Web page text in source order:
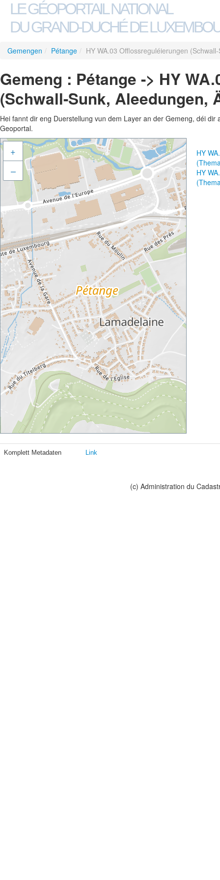
LE GÉOPORTAIL NATIONAL
DU GRAND-DUCHÉ DE
Gemengen / Pétange / HY WA.03 Offlossreguléierungen
Gemeng : Pétange -> HY
(Schwall-Sunk, Aleedungen,
Hei fannt dir eng Duerstellung vun dem Layer an der Gemeng, déi
Geoportal.
+
–
HY
HY
Komplett Metadaten Link
(c) Administration du